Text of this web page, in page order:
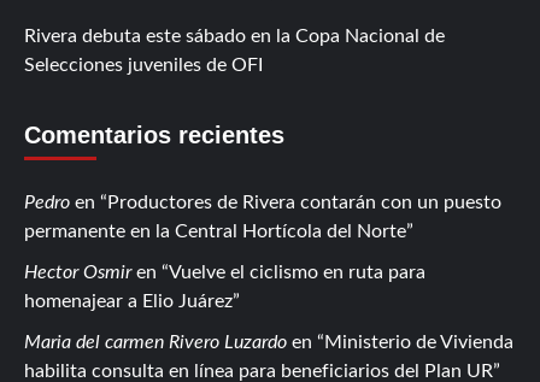
Rivera debuta este sábado en la Copa Nacional de
Selecciones juveniles de OFI
Comentarios recientes
Pedro en
Productores de Rivera contarán con un puesto
permanente en la Central Hortícola del Norte
Hector Osmiren
Vuelve el ciclismo en ruta para
homenajear a Elio Juárez
Maria del carmen Rivero Luzardo en
Ministerio de Vivienda
habilita consulta en línea para beneficiarios del Plan UR